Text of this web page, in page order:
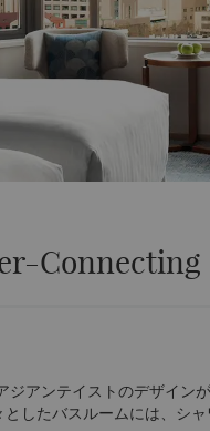
Connecting
ジアンテイストのデザイン
したバスルームには、シャ